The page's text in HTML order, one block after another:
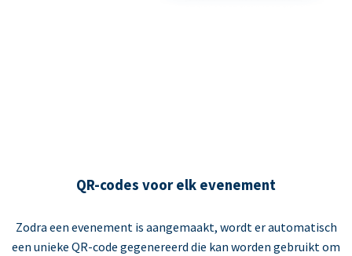
QR-codes voor elk evenement
Zodra een evenement is aangemaakt, wordt er automatisch
een unieke QR-code gegenereerd die kan worden gebruikt om